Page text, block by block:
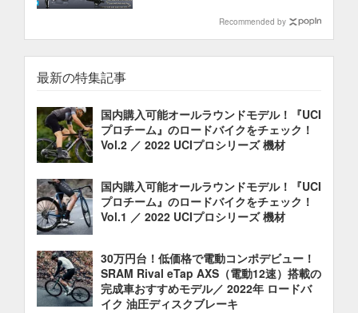
Recommended by
最新の特集記事
国内購入可能オールラウンドモデル！『UCI
プロチーム』のロードバイクをチェック！
Vol.2 ／ 2022 UCIプロシリーズ 機材
国内購入可能オールラウンドモデル！『UCI
プロチーム』のロードバイクをチェック！
Vol.1 ／ 2022 UCIプロシリーズ 機材
30万円台！低価格で電動コンポデビュー！
SRAM Rival eTap AXS（電動12速）搭載の
完成車おすすめモデル／ 2022年 ロードバ
イク 油圧ディスクブレーキ